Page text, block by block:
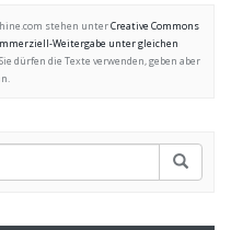
stehen unterCreative Commons
Weitergabe unter gleichen
dürfen die Texte verwenden, geben aber